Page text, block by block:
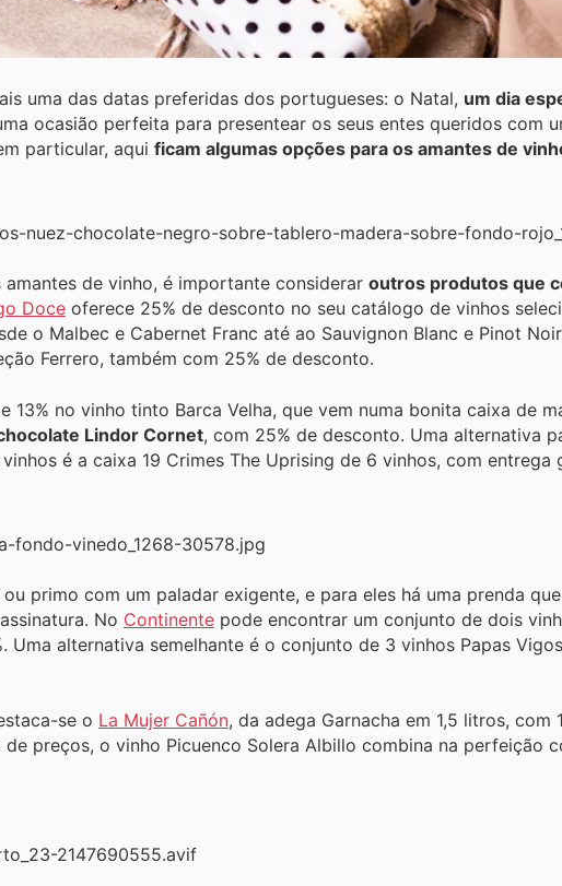
uma das datas preferidas dos portugueses: o Natal, um dia
ocasião perfeita para presentear os seus entes queridos com
particular, aqui ficam algumas opções para os amantes de
de vinho, é importante considerar outros produtos que
Doce oferece 25% de desconto no seu catálogo de vinhos
o Malbec e Cabernet Franc até ao Sauvignon Blanc e Pinot
Ferrero, também com 25% de desconto.
13% no vinho tinto Barca Velha, que vem numa bonita caixa de
Lindor Cornet, com 25% de desconto. Uma alternativa
é a caixa 19 Crimes The Uprising de 6 vinhos, com
primo com um paladar exigente, e para eles há uma prenda
No Continente pode encontrar um conjunto de dois
Uma alternativa semelhante é o conjunto de 3 vinhos Papas
se o La Mujer Cañón, da adega Garnacha em 1,5 litros, com
preços, o vinho Picuenco Solera Albillo combina na perfeição